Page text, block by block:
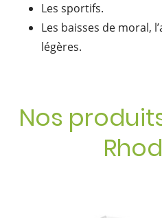
Les sportifs.
Les baisses de moral,
légères.
Nos